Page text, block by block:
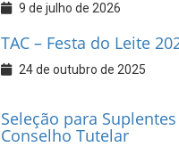
9 de julho de 2026
TAC – Festa do Leite
24 de outubro de 2025
Seleção para
Conselho Tutelar